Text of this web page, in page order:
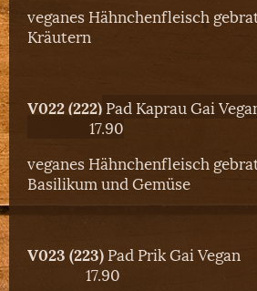
veganes Hähnchenfleisch
Kräutern
V022 (222)Pad Kaprau
17.90
veganes Hähnchenfleisch
Basilikum und Gemüse
V023 (223)Pad Prik
17.90